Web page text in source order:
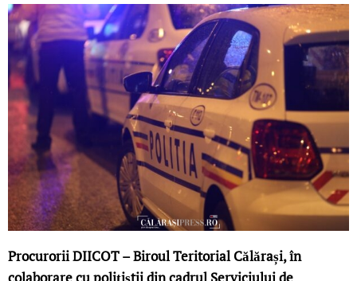
Procurorii DIICOT – Biroul Teritorial Călărași, în